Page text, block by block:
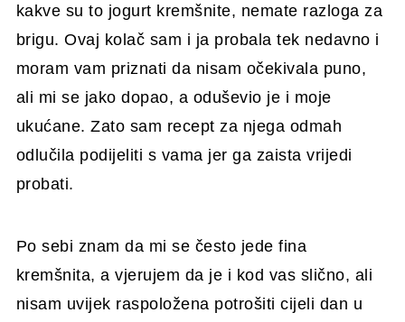
kakve su to jogurt kremšnite, nemate razloga za
brigu. Ovaj kolač sam i ja probala tek nedavno i
moram vam priznati da nisam očekivala puno,
ali mi se jako dopao, a oduševio je i moje
ukućane. Zato sam recept za njega odmah
odlučila podijeliti s vama jer ga zaista vrijedi
probati.
Po sebi znam da mi se često jede fina
kremšnita, a vjerujem da je i kod vas slično, ali
nisam uvijek raspoložena potrošiti cijeli dan u